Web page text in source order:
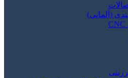
(آلمانی)